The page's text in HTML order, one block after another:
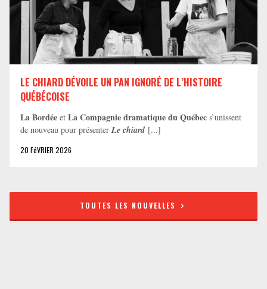
LE CHIARD DÉVOILE UN PAN IGNORÉ DE L’HISTOIRE
QUÉBÉCOISE
La Bordée et La Compagnie dramatique du Québec s’unissent
de nouveau pour présenter Le chiard [...]
20 FéVRIER 2026
TOUTES LES NOUVELLES